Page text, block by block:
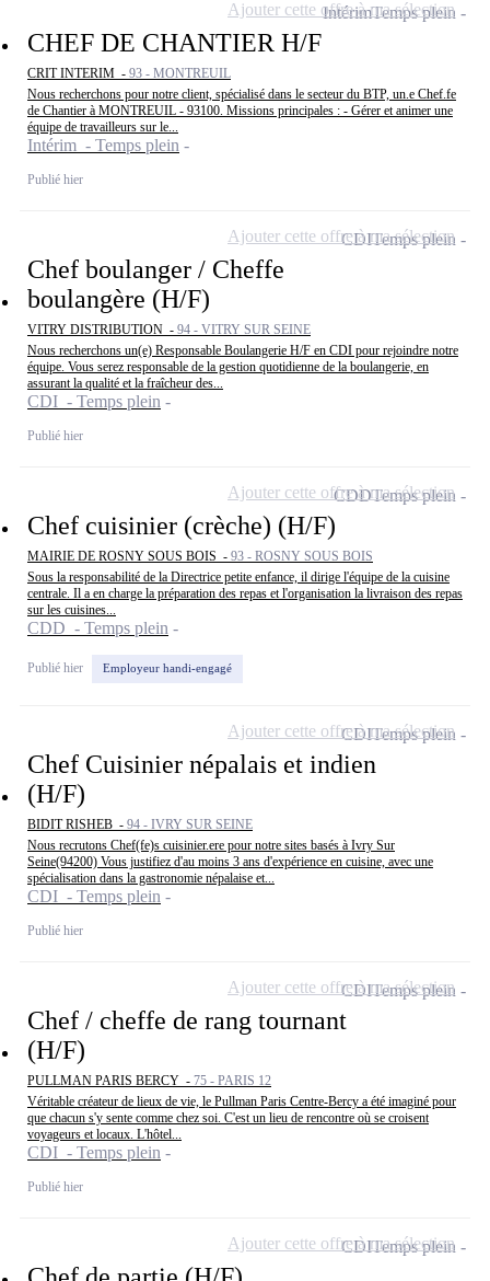
CHEF DE CHANTIER H/F
CRIT INTERIM - 93 - MONTREUIL
Nous recherchons pour notre client, spécialisé dans le secteur du BTP, un.e Chef.fe
de Chantier à MONTREUIL - 93100. Missions principales : - Gérer et animer une
équipe de travailleurs sur le...
Intérim - Temps plein
Publié hier
IntérimTemps plein
Ajouter cette offre à ma sélection
Chef boulanger / Cheffe
boulangère (H/F)
VITRY DISTRIBUTION - 94 - VITRY SUR SEINE
Nous recherchons un(e) Responsable Boulangerie H/F en CDI pour rejoindre notre
équipe. Vous serez responsable de la gestion quotidienne de la boulangerie, en
assurant la qualité et la fraîcheur des...
CDI - Temps plein
Publié hier
CDITemps plein
Ajouter cette offre à ma sélection
Chef cuisinier (crèche) (H/F)
MAIRIE DE ROSNY SOUS BOIS - 93 - ROSNY SOUS BOIS
Sous la responsabilité de la Directrice petite enfance, il dirige l'équipe de la cuisine
centrale. Il a en charge la préparation des repas et l'organisation la livraison des repas
sur les cuisines...
CDD - Temps plein
Publié hier Employeur handi-engagé
CDDTemps plein
Ajouter cette offre à ma sélection
Chef Cuisinier népalais et indien
(H/F)
BIDIT RISHEB - 94 - IVRY SUR SEINE
Nous recrutons Chef(fe)s cuisinier.ere pour notre sites basés à Ivry Sur
Seine(94200) Vous justifiez d'au moins 3 ans d'expérience en cuisine, avec une
spécialisation dans la gastronomie népalaise et...
CDI - Temps plein
Publié hier
CDITemps plein
Ajouter cette offre à ma sélection
Chef / cheffe de rang tournant
(H/F)
PULLMAN PARIS BERCY - 75 - PARIS 12
Véritable créateur de lieux de vie, le Pullman Paris Centre-Bercy a été imaginé pour
que chacun s'y sente comme chez soi. C'est un lieu de rencontre où se croisent
voyageurs et locaux. L'hôtel...
CDI - Temps plein
Publié hier
CDITemps plein
Ajouter cette offre à ma sélection
CDITemps plein
Ajouter cette offre à ma sélection